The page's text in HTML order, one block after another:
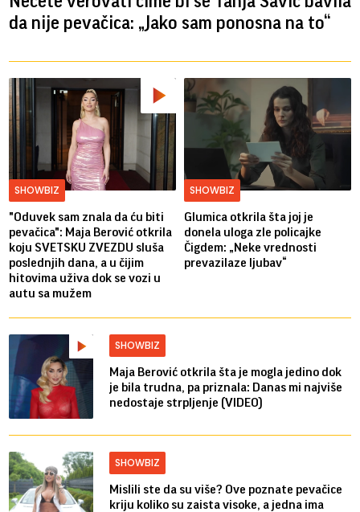
da nije pevačica: „Jako sam ponosna na to“
SHOWBIZ
"Oduvek sam znala da ću biti
pevačica": Maja Berović otkrila
koju SVETSKU ZVEZDU sluša
poslednjih dana, a u čijim
hitovima uživa dok se vozi u
autu sa mužem
SHOWBIZ
Glumica otkrila šta joj je
donela uloga zle policajke
Čigdem: „Neke vrednosti
prevazilaze ljubav“
SHOWBIZ
Maja Berović otkrila šta je mogla jedino dok
je bila trudna, pa priznala: Danas mi najviše
nedostaje strpljenje (VIDEO)
SHOWBIZ
Mislili ste da su više? Ove poznate pevačice
kriju koliko su zaista visoke, a jedna ima